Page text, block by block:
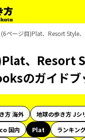
(6ページ目)Plat、Resort Style
、Resort
のガイドブ
方 海外
地球の歩き方 Jシ
国内 Plat
ランキン